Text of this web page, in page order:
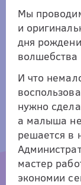
Мы
и
дня
волшебства
И что
нужно
а малыша
решается в
мастер
экономии